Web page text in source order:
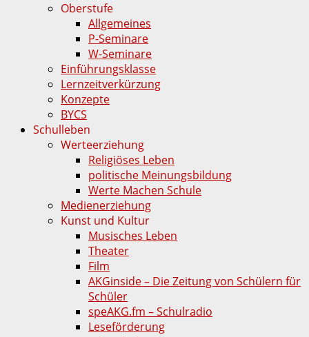
Oberstufe
Allgemeines
P-Seminare
W-Seminare
Einführungsklasse
Lernzeitverkürzung
Konzepte
BYCS
Schulleben
Werteerziehung
Religiöses Leben
politische Meinungsbildung
Werte Machen Schule
Medienerziehung
Kunst und Kultur
Musisches Leben
Theater
Film
AKGinside – Die Zeitung von Schülern für
Schüler
speAKG.fm – Schulradio
Leseförderung